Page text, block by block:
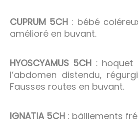
CUPRUM 5CH : bébé
amélioré en buvant.
HYOSCYAMUS 5CH : hoquet
l’abdomen distendu,
Fausses routes en buvant.
IGNATIA 5CH : bâillements